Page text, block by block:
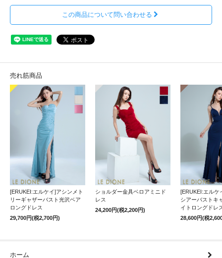
この商品について問い合わせる
売れ筋商品
[ERUKEI:エルケイ]アシンメト
リーギャザーバスト光沢ベア
ロングドレス
29,700円(税2,700円)
ショルダー金具ベロアミニド
レス
24,200円(税2,200円)
[ERUKEI:エルケ
シアーバストキ
イトロングドレ
28,600円(税
ホーム